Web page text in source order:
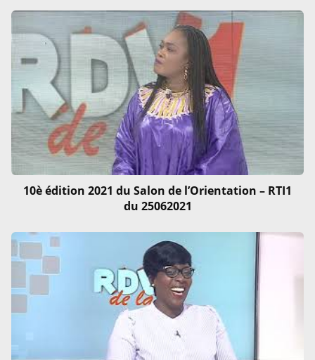
10è édition 2021 du Salon de l’Orientation – RTI1
du 25062021